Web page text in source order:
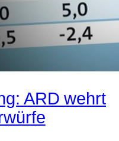
ARD wehrt